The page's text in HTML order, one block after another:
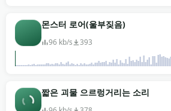
몬스터 로어(울부짖음)
96 kb/s 393
짧은 괴물 으르렁거리는 소리